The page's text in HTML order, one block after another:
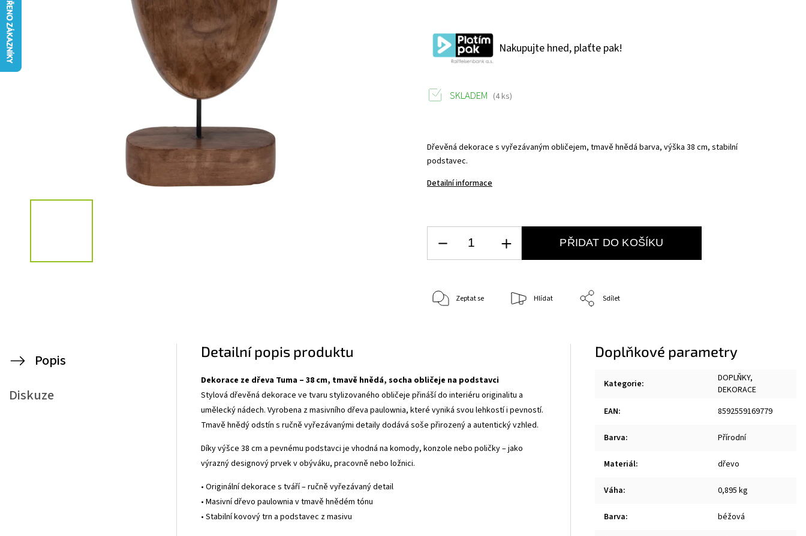
Nakupujte hned, plaťte pak!
Dřevěná dekorace s vyřezávaným obličejem, tmavě hnědá barva, výška 38 cm, stabilní
podstavec.
Detailní informace
SKLADEM (4 ks)
PŘIDAT DO KOŠÍKU
Zeptat se Hlídat Sdílet
Popis
Diskuze
Detailní popis produktu
Dekorace ze dřeva Tuma – 38 cm, tmavě hnědá, socha obličeje na podstavci
Stylová dřevěná dekorace ve tvaru stylizovaného obličeje přináší do interiéru originalitu a
umělecký nádech. Vyrobena z masivního dřeva paulownia, které vyniká svou lehkostí i pevností.
Tmavě hnědý odstín s ručně vyřezávanými detaily dodává soše přirozený a autentický vzhled.
Díky výšce 38 cm a pevnému podstavci je vhodná na komody, konzole nebo poličky – jako
výrazný designový prvek v obýváku, pracovně nebo ložnici.
• Originální dekorace s tváří – ručně vyřezávaný detail
• Masivní dřevo paulownia v tmavě hnědém tónu
• Stabilní kovový trn a podstavec z masivu
Doplňkové parametry
Kategorie:
DOPLŇKY,
DEKORACE
EAN: 8592559169779
Barva: Přírodní
Materiál: dřevo
Váha: 0,895 kg
Barva: béžová